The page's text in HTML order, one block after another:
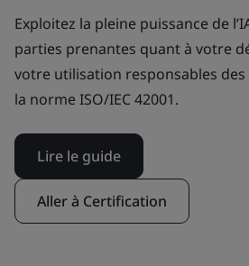
Exploitez la pleine puissance de
parties prenantes quant à votre
votre utilisation responsables des
la norme ISO/IEC 42001.
Lire le guide
Aller à Certification